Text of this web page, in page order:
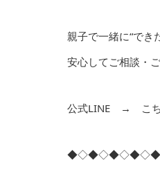
親子で一緒に“でき
安心してご相談・
公式LINE → こ